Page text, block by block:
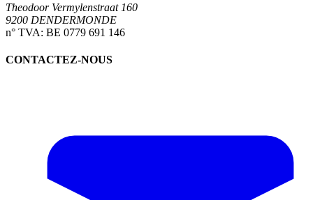
Theodoor Vermylenstraat 160
9200 DENDERMONDE
n° TVA: BE 0779 691 146
CONTACTEZ-NOUS